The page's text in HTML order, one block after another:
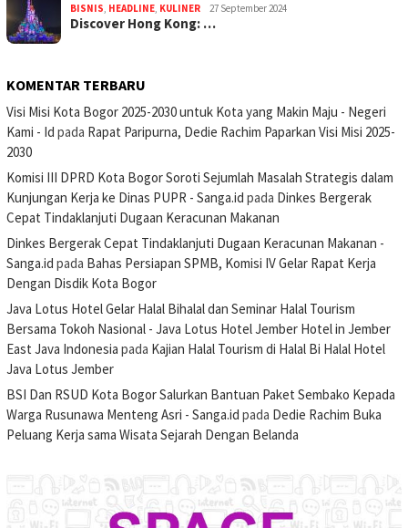
BISNIS, HEADLINE, KULINER 27 September 2024
Discover Hong Kong: …
KOMENTAR TERBARU
Visi Misi Kota Bogor 2025-2030 untuk Kota yang Makin Maju - Negeri
Kami - Id pada Rapat Paripurna, Dedie Rachim Paparkan Visi Misi 2025-
2030
Komisi III DPRD Kota Bogor Soroti Sejumlah Masalah Strategis dalam
Kunjungan Kerja ke Dinas PUPR - Sanga.id pada Dinkes Bergerak
Cepat Tindaklanjuti Dugaan Keracunan Makanan
Dinkes Bergerak Cepat Tindaklanjuti Dugaan Keracunan Makanan -
Sanga.id pada Bahas Persiapan SPMB, Komisi IV Gelar Rapat Kerja
Dengan Disdik Kota Bogor
Java Lotus Hotel Gelar Halal Bihalal dan Seminar Halal Tourism
Bersama Tokoh Nasional - Java Lotus Hotel Jember Hotel in Jember
East Java Indonesia pada Kajian Halal Tourism di Halal Bi Halal Hotel
Java Lotus Jember
BSI Dan RSUD Kota Bogor Salurkan Bantuan Paket Sembako Kepada
Warga Rusunawa Menteng Asri - Sanga.id pada Dedie Rachim Buka
Peluang Kerja sama Wisata Sejarah Dengan Belanda